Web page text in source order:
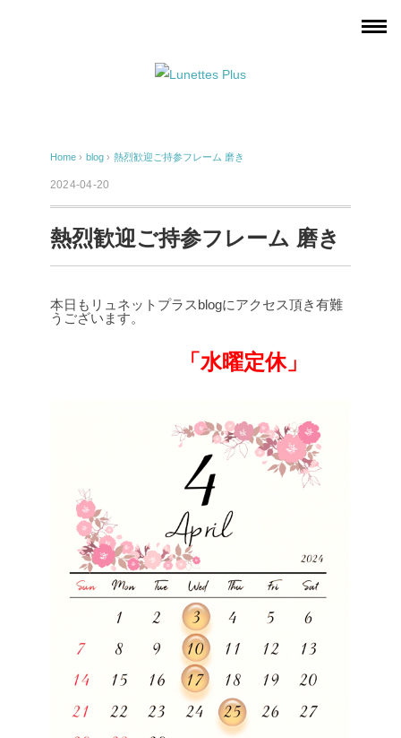
Home › blog › 熱烈歓迎ご持参フレーム 磨き
2024-04-20
熱烈歓迎ご持参フレーム 磨き
本日もリュネットプラスblogにアクセス頂き有難
うございます。
「水曜定休」